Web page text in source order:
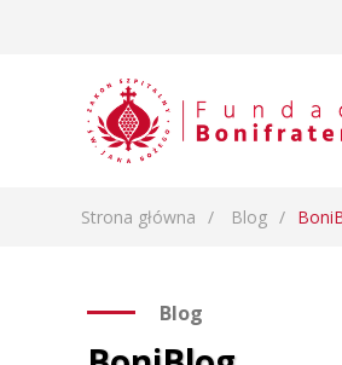
Strona główna Blog
Blog